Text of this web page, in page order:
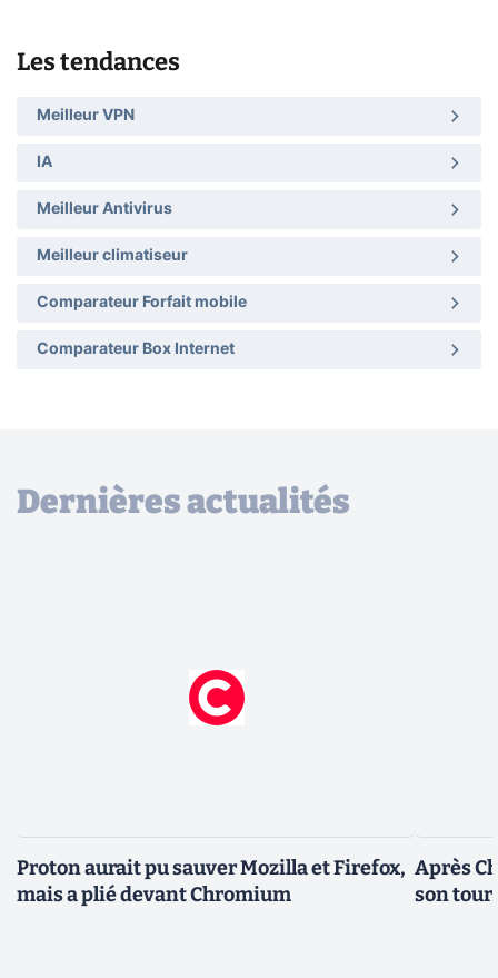
Les tendances
Meilleur VPN
IA
Meilleur Antivirus
Meilleur climatiseur
Comparateur Forfait mobile
Comparateur Box Internet
Dernières actualités
Proton aurait pu sauver Mozilla et Firefox,
mais a plié devant Chromium
Après
son tour